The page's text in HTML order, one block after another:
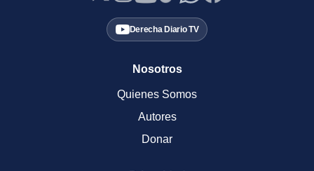
Derecha Diario TV
Nosotros
Quienes Somos
Autores
Donar